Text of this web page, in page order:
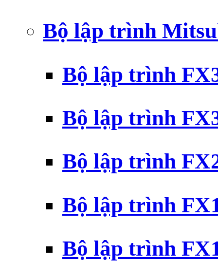
Bộ lập trình
Bộ lập trình
Bộ lập trình
Bộ lập trình
Bộ lập trình
Bộ lập trình